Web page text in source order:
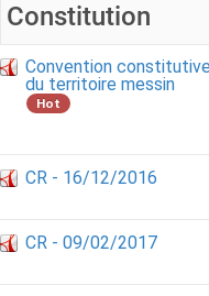
Constitution
Convention
du territoire messin
Hot
CR - 16/12/2016
CR - 09/02/2017